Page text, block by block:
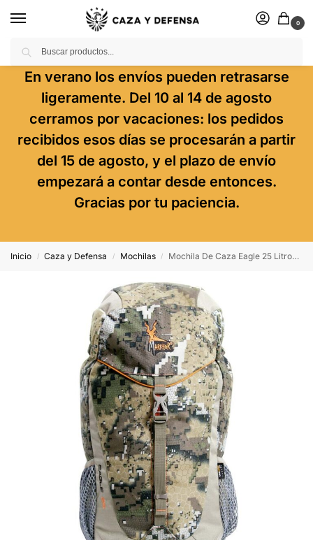
0
En verano los envíos pueden retrasarse
ligeramente. Del 10 al 14 de agosto
cerramos por vacaciones: los pedidos
recibidos esos días se procesarán a partir
del 15 de agosto, y el plazo de envío
empezará a contar desde entonces.
Gracias por tu paciencia.
Inicio / Caza y Defensa / Mochilas / Mochila De Caza Eagle 25 Litros Markhor – Camo Veil